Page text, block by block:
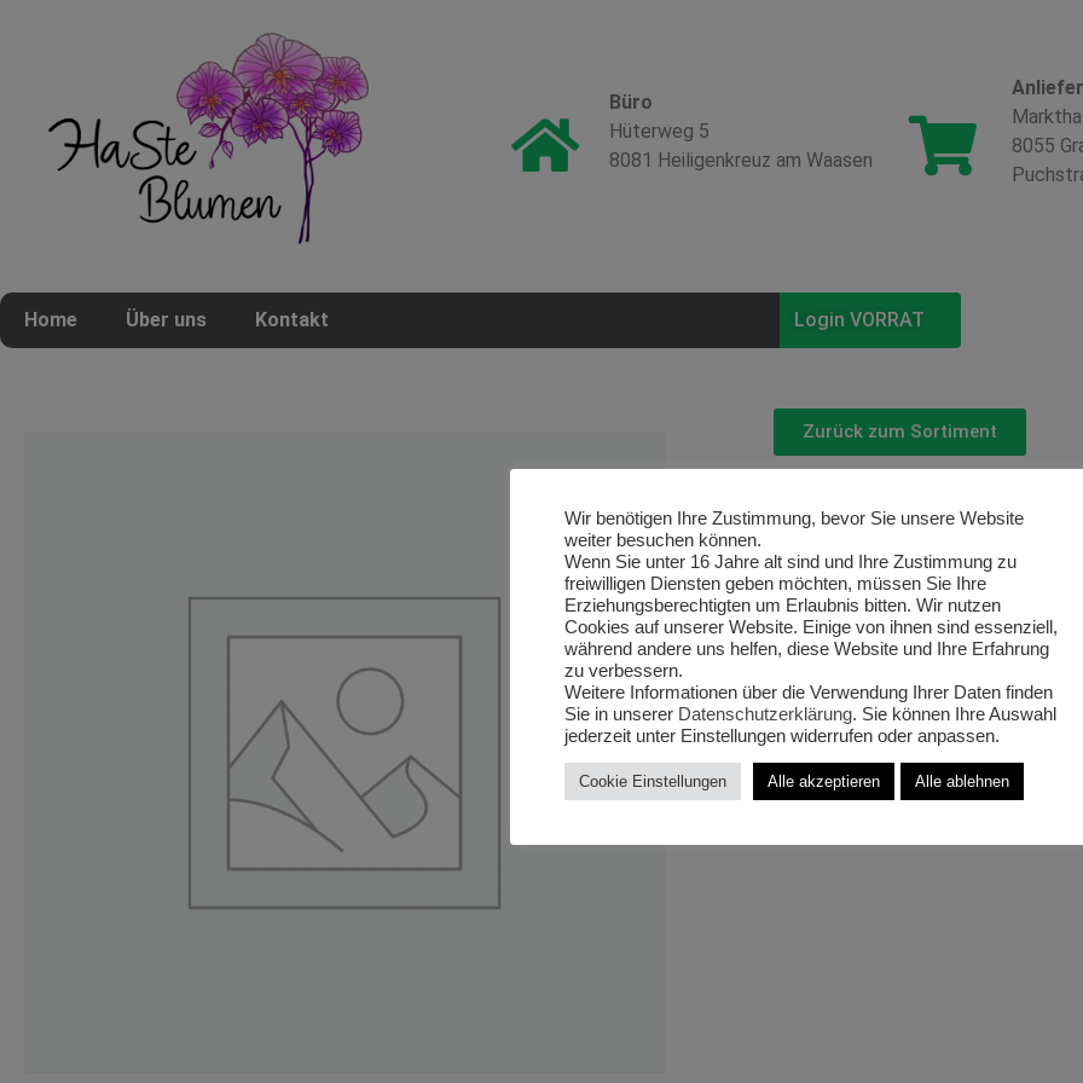
Büro
Hüterweg 5
8081 Heiligenkreuz am Waasen
8055
Home Über uns Kontakt Login VORRAT
Zurück zum Sortiment
‚gunnii‘
T33/70cm
€35,00
Wir benötigen Ihre Zustimmung, bevor Sie unsere Website
weiter besuchen können.
Wenn Sie unter 16 Jahre alt sind und Ihre Zustimmung zu
freiwilligen Diensten geben möchten, müssen Sie Ihre
Erziehungsberechtigten um Erlaubnis bitten. Wir nutzen
Cookies auf unserer Website. Einige von ihnen sind essenziell,
während andere uns helfen, diese Website und Ihre Erfahrung
zu verbessern.
Weitere Informationen über die Verwendung Ihrer Daten finden
Sie in unserer Datenschutzerklärung. Sie können Ihre Auswahl
jederzeit unter Einstellungen widerrufen oder anpassen.
Cookie Einstellungen Alle akzeptieren Alle ablehnen